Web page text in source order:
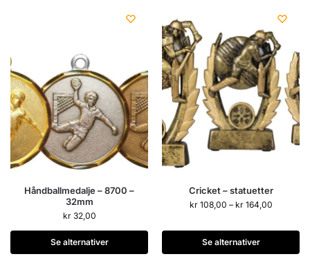
Håndballmedalje – 8700 –
32mm
kr32,00
Se alternativer
Cricket – statuetter
kr108,00 – kr164,00
Se alternativer